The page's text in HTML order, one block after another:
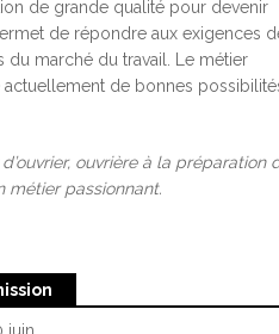
de grande qualité pour devenir
de répondre aux exigences
du marché du travail. Le métier
actuellement de bonnes
ouvrière à la préparation
métier passionnant.